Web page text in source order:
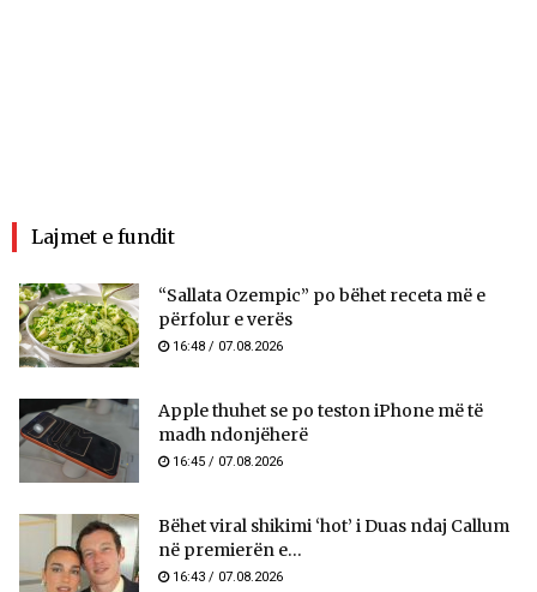
Lajmet e fundit
“Sallata Ozempic” po bëhet receta më e
përfolur e verës
16:48 / 07.08.2026
Apple thuhet se po teston iPhone më të
madh ndonjëherë
16:45 / 07.08.2026
Bëhet viral shikimi ‘hot’ i Duas ndaj Callum
në premierën e...
16:43 / 07.08.2026